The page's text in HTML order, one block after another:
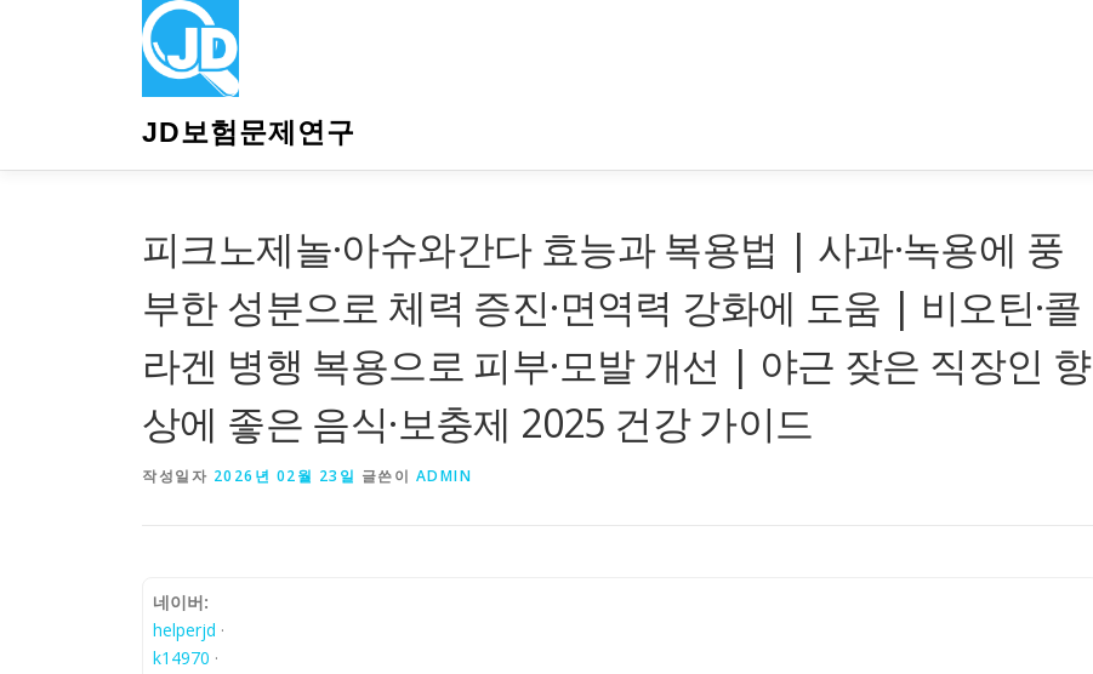
JD보험문제연구
피크노제놀·아슈와간다 효능과 복용법 | 사과·녹용에 풍
부한 성분으로 체력 증진·면역력 강화에 도움 | 비오틴·콜
라겐 병행 복용으로 피부·모발 개선 | 야근 잦은 직장인 향
상에 좋은 음식·보충제 2025 건강 가이드
작성일자 2026년 02월 23일 글쓴이 ADMIN
네이버:
helperjd ·
k14970 ·